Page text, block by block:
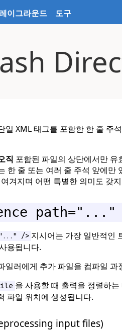
이그라운드 도구
일 XML 태그를 포함한 한 줄 주
직 포함된 파일의 상단에서만
한 줄 또는 여러 줄 주석 앞에만
겨지며 어떤 특별한 의미도 갖
path="..."
/> 지시어는 가장 일반적인
용됩니다.
일러에게 추가 파일을 컴파일
을 사용할 때 출력을 정렬하
파일 위치에 생성됩니다.
input files)